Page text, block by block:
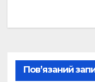
Пов’язаний